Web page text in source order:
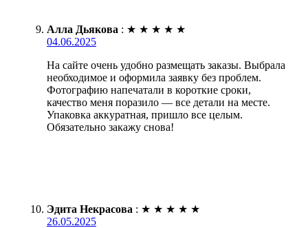
Алла Дьякова : ★ ★ ★ ★ ★
04.06.2025
На сайте очень удобно размещать заказы. Выбрала
необходимое и оформила заявку без проблем.
Фотографию напечатали в короткие сроки,
качество меня поразило — все детали на месте.
Упаковка аккуратная, пришло все целым.
Обязательно закажу снова!
Эдита Некрасова : ★ ★ ★ ★ ★
26.05.2025